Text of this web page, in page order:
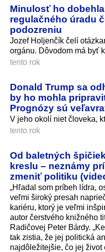
Minulosť ho
regulačného úradu
podozreniu
Jozef Holjenčík čelí
orgánu. Dôvodom má byť
tento rok
Donald Trump sa
by ho mohla
Prognózy sú
V jeho okolí niet človeka,
tento rok
Od baletných
kreslu – neznámy
zmeniť politiku
„Hľadal som príbeh lídra,
veľmi široký presah
kariéru, ktorý je veľmi
autor čerstvého knižného
Radičovej Peter Bárdy.
tak zistia, že jej politická
najdôležitejšie, čo jej